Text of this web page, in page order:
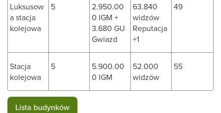
Luksusow
a stacja
kolejowa
5
2.950.00
0 IGM +
3.680 GU
Gwiazd
63.840
widzów
Reputacja
+1
49
Stacja
kolejowa
5
5.900.00
0 IGM
52.000
widzów
55
Lista budynków